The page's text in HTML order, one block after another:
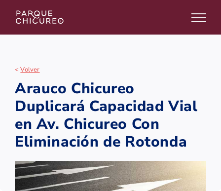
content
<Volver
Arauco Chicureo
Duplicará Capacidad Vial
en Av. Chicureo Con
Eliminación de Rotonda